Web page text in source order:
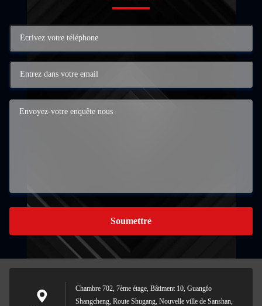
Soumettre
Chambre 702, 7ème étage, Bâtiment 10, Guangfo
Shangcheng, Route Shugang, Nouvelle ville de Sanshan,